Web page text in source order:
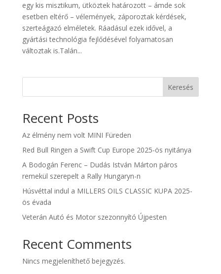
egy kis misztikum, ütköztek határozott – ámde sok
esetben eltérő – vélemények, záporoztak kérdések,
szerteágazó elméletek. Ráadásul ezek idővel, a
gyártási technológia fejlődésével folyamatosan
változtak is.Talán...
Keresés
Recent Posts
Az élmény nem volt MINI Füreden
Red Bull Ringen a Swift Cup Europe 2025-ös nyitánya
A Bodogán Ferenc – Dudás István Márton páros
remekül szerepelt a Rally Hungaryn-n
Húsvéttal indul a MILLERS OILS CLASSIC KUPA 2025-
ös évada
Veterán Autó és Motor szezonnyító Újpesten
Recent Comments
Nincs megjeleníthető bejegyzés.